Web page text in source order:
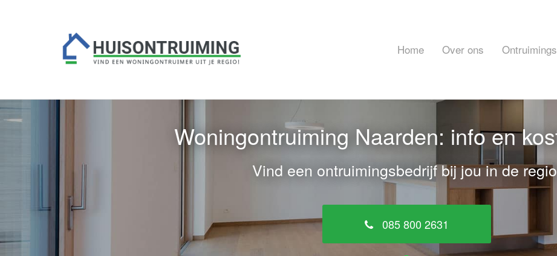
Home Over ons
Woningontruiming Naarden: info en
Vind een ontruimingsbedrijf bij jou in de
085 800 2631